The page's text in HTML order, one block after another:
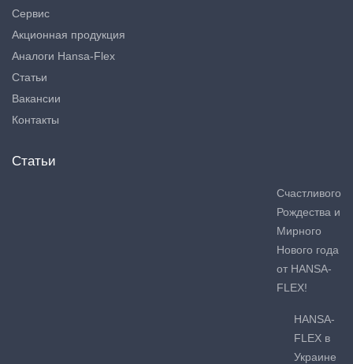
Сервис
Акционная продукция
Аналоги Hansa-Flex
Статьи
Вакансии
Контакты
Статьи
Счастливого
Рождества и
Мирного
Нового года
от HANSA-
FLEX!
HANSA-
FLEX в
Украине